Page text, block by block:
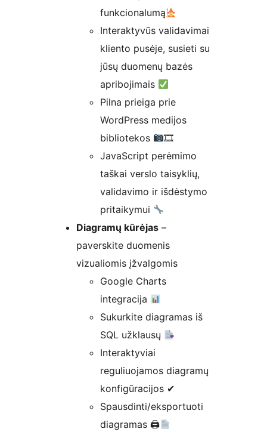
funkcionalumą
Interaktyvūs validavimai
kliento pusėje, susieti su
jūsų duomenų bazės
apribojimais
Pilna prieiga prie
WordPress medijos
bibliotekos
🎞
JavaScript perėmimo
taškai verslo taisyklių,
validavimo ir išdėstymo
pritaikymui
Diagramų kūrėjas –
paverskite duomenis
vizualiomis įžvalgomis
Google Charts
integracija
Sukurkite diagramas iš
SQL užklausų
Interaktyviai
reguliuojamos diagramų
konfigūracijos ✔
Spausdinti/eksportuoti
diagramas 🖨